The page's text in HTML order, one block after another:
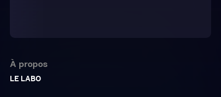
À propos
LE LABO